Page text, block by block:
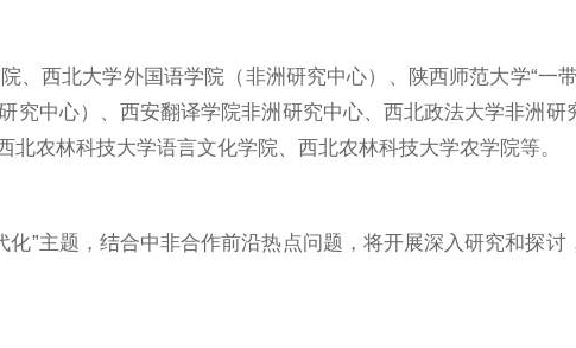
西北大学外国语学院（非洲研究中心）、陕西师范大学“一
中心）、西安翻译学院非洲研究中心、西北政法大学非洲研
农林科技大学语言文化学院、西北农林科技大学农学院等。
”主题，结合中非合作前沿热点问题，将开展深入研究和探讨